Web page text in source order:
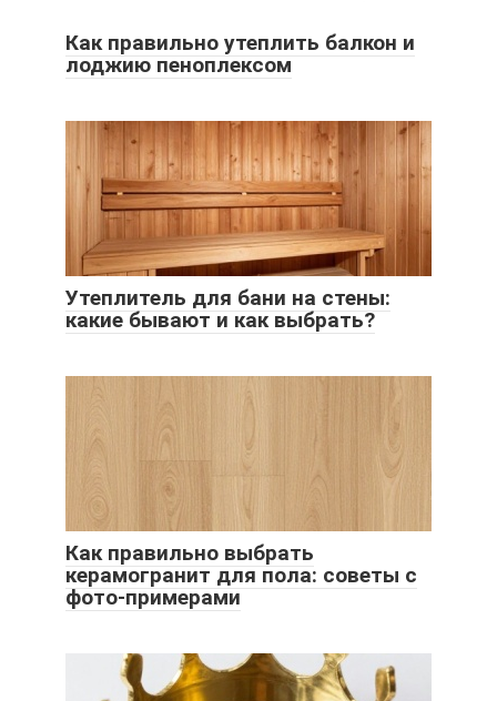
Как правильно утеплить балкон и
лоджию пеноплексом
Утеплитель для бани на стены:
какие бывают и как выбрать?
Как правильно выбрать
керамогранит для пола: советы с
фото-примерами